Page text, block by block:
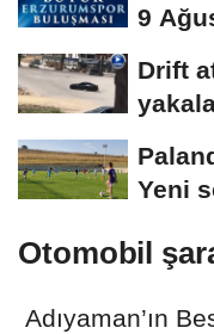
9
Drift
Yeni
Otomobil
Adıyaman’ın